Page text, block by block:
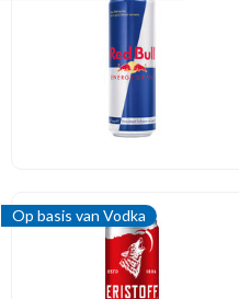
Op basis van Vodka